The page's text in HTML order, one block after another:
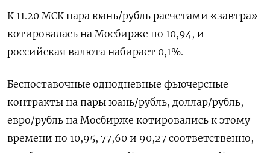
К 11.20 МСК пара юань/рубль расчетами «завтра»
котировалась на Мосбирже по 10,94, и
российская валюта набирает 0,1%.
Беспоставочные однодневные фьючерсные
контракты на пары юань/рубль, доллар/рубль,
евро/рубль на Мосбирже котировались к этому
времени по 10,95, 77,60 и 90,27 соответственно,